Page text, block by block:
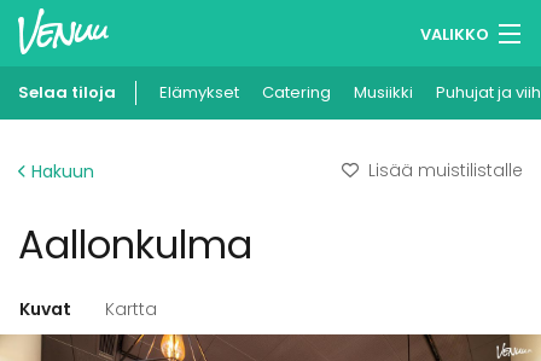
VALIKKO
Muistilistasi
Ilmoita kohteesi
Selaa tiloja Elämykset Catering Musiikki Puhujat ja
Hakuun Lisää muistilistalle
Aallonkulma
Kuvat Kartta